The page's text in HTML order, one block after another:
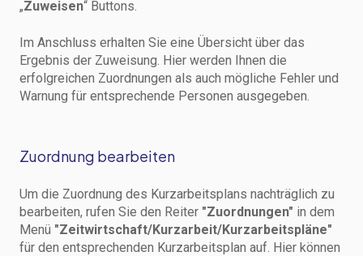
„Zuweisen“ Buttons.
Im Anschluss erhalten Sie eine Übersicht über das
Ergebnis der Zuweisung. Hier werden Ihnen die
erfolgreichen Zuordnungen als auch mögliche Fehler und
Warnung für entsprechende Personen ausgegeben.
Zuordnung bearbeiten
Um die Zuordnung des Kurzarbeitsplans nachträglich zu
bearbeiten, rufen Sie den Reiter "Zuordnungen" in dem
Menü "Zeitwirtschaft/Kurzarbeit/Kurzarbeitspläne"
für den entsprechenden Kurzarbeitsplan auf. Hier können